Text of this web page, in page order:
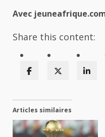
Avec
Share this content:
Articles similaires